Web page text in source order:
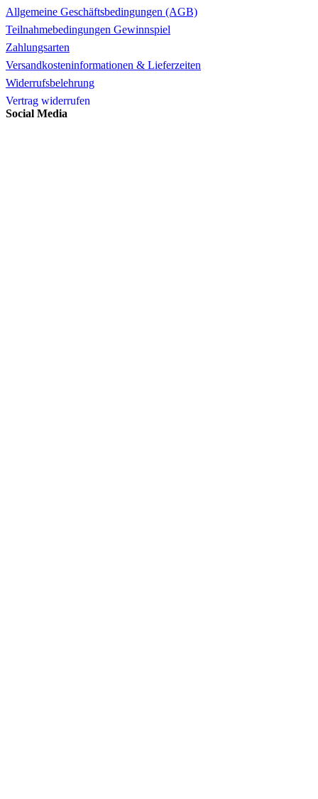
Allgemeine Geschäftsbedingungen (AGB)
Teilnahmebedingungen Gewinnspiel
Zahlungsarten
Versandkosteninformationen & Lieferzeiten
Widerrufsbelehrung
Vertrag widerrufen
Social Media